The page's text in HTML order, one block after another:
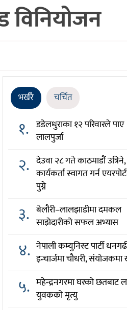
विनियोजन
भर्खरै चर्चित
१. डडेलधुराका १२ परिवारले पाए
लालपुर्जा
२. देउवा २८ गते काठमाडौं
कार्यकर्ता स्वागत गर्न
पुग्ने
३. बेलौरी–लालझाडीमा दमकल
साझेदारीको सफल अभ्यास
४. नेपाली कम्युनिस्ट पार्टी
इन्चार्जमा चौधरी, संयोजकमा
५. महेन्द्रनगरमा घरको छतबाट
युवकको मृत्यु